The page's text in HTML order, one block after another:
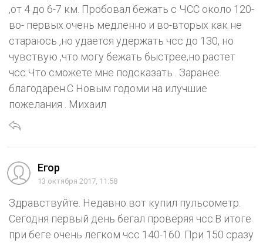
,от 4 до 6-7 км. Пробовал бежать с ЧСС около 120-
во- первых очень медленно и во-вторых как не
стараюсь ,но удается удержать чсс до 130, но
чувствую ,что могу бежать быстрее,но растет
чсс.Что сможете мне подсказать . Заранее
благодарен.С Новым годоми на илучшие
пожелания . Михаил
Егор
13 октября 2017, 11:58
Здравствуйте. Недавно вот купил пульсометр.
Сегодня первый день бегал проверяя чсс.В итоге
при беге очень легком чсс 140-160. При 150 сразу